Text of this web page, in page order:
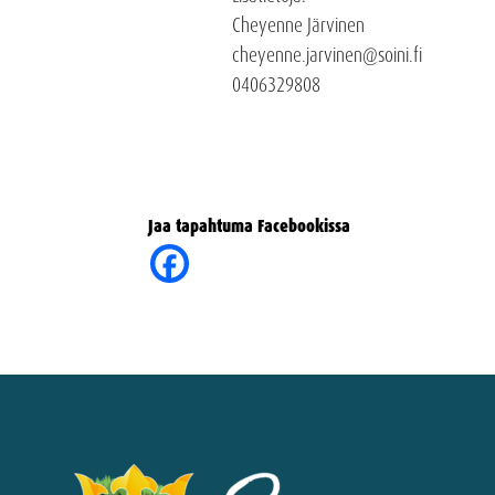
Cheyenne Järvinen
cheyenne.jarvinen@soini.fi
0406329808
Jaa tapahtuma Facebookissa